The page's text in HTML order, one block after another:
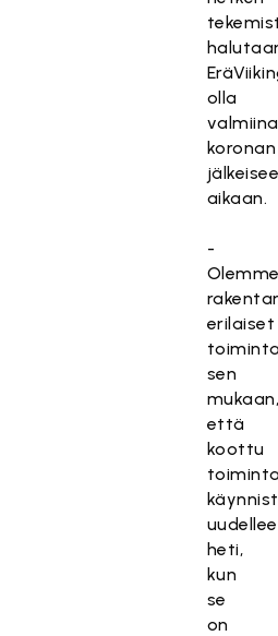
olla
valmiina
koronan
aikaan.
-
Olemme
erilaiset
sen
mukaan,
että
koottu
heti,
kun
se
on